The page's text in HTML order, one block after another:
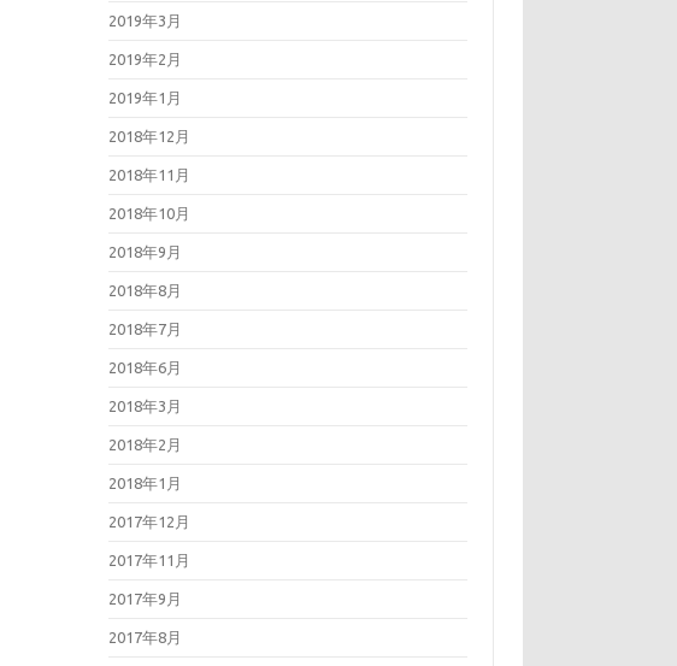
2019年3月
2019年2月
2019年1月
2018年12月
2018年11月
2018年10月
2018年9月
2018年8月
2018年7月
2018年6月
2018年3月
2018年2月
2018年1月
2017年12月
2017年11月
2017年9月
2017年8月